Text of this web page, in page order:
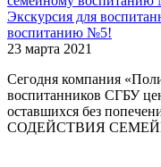
Экскурсия для
воспитанию №5!
23 марта 2021
Сегодня компания
воспитанников СГБУ
оставшихся без
СОДЕЙСТВИЯ